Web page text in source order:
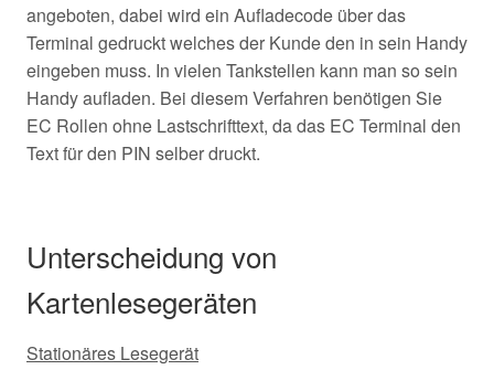
angeboten, dabei wird ein Aufladecode über das
Terminal gedruckt welches der Kunde den in sein Handy
eingeben muss. In vielen Tankstellen kann man so sein
Handy aufladen. Bei diesem Verfahren benötigen Sie
EC Rollen ohne Lastschrifttext, da das EC Terminal den
Text für den PIN selber druckt.
Unterscheidung von
Kartenlesegeräten
Stationäres Lesegerät